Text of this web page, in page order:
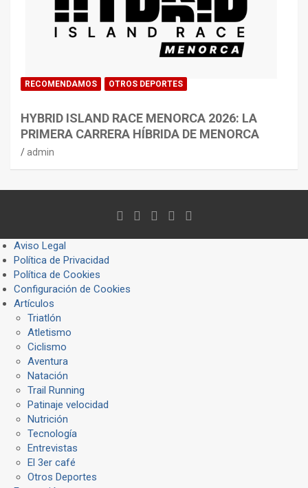
RECOMENDAMOS OTROS DEPORTES
HYBRID ISLAND RACE MENORCA 2026: LA
PRIMERA CARRERA HÍBRIDA DE MENORCA
admin
Aviso Legal
Política de Privacidad
Política de Cookies
Configuración de Cookies
Artículos
Triatlón
Atletismo
Ciclismo
Aventura
Natación
Trail Running
Patinaje velocidad
Nutrición
Tecnología
Entrevistas
El 3er café
Otros Deportes